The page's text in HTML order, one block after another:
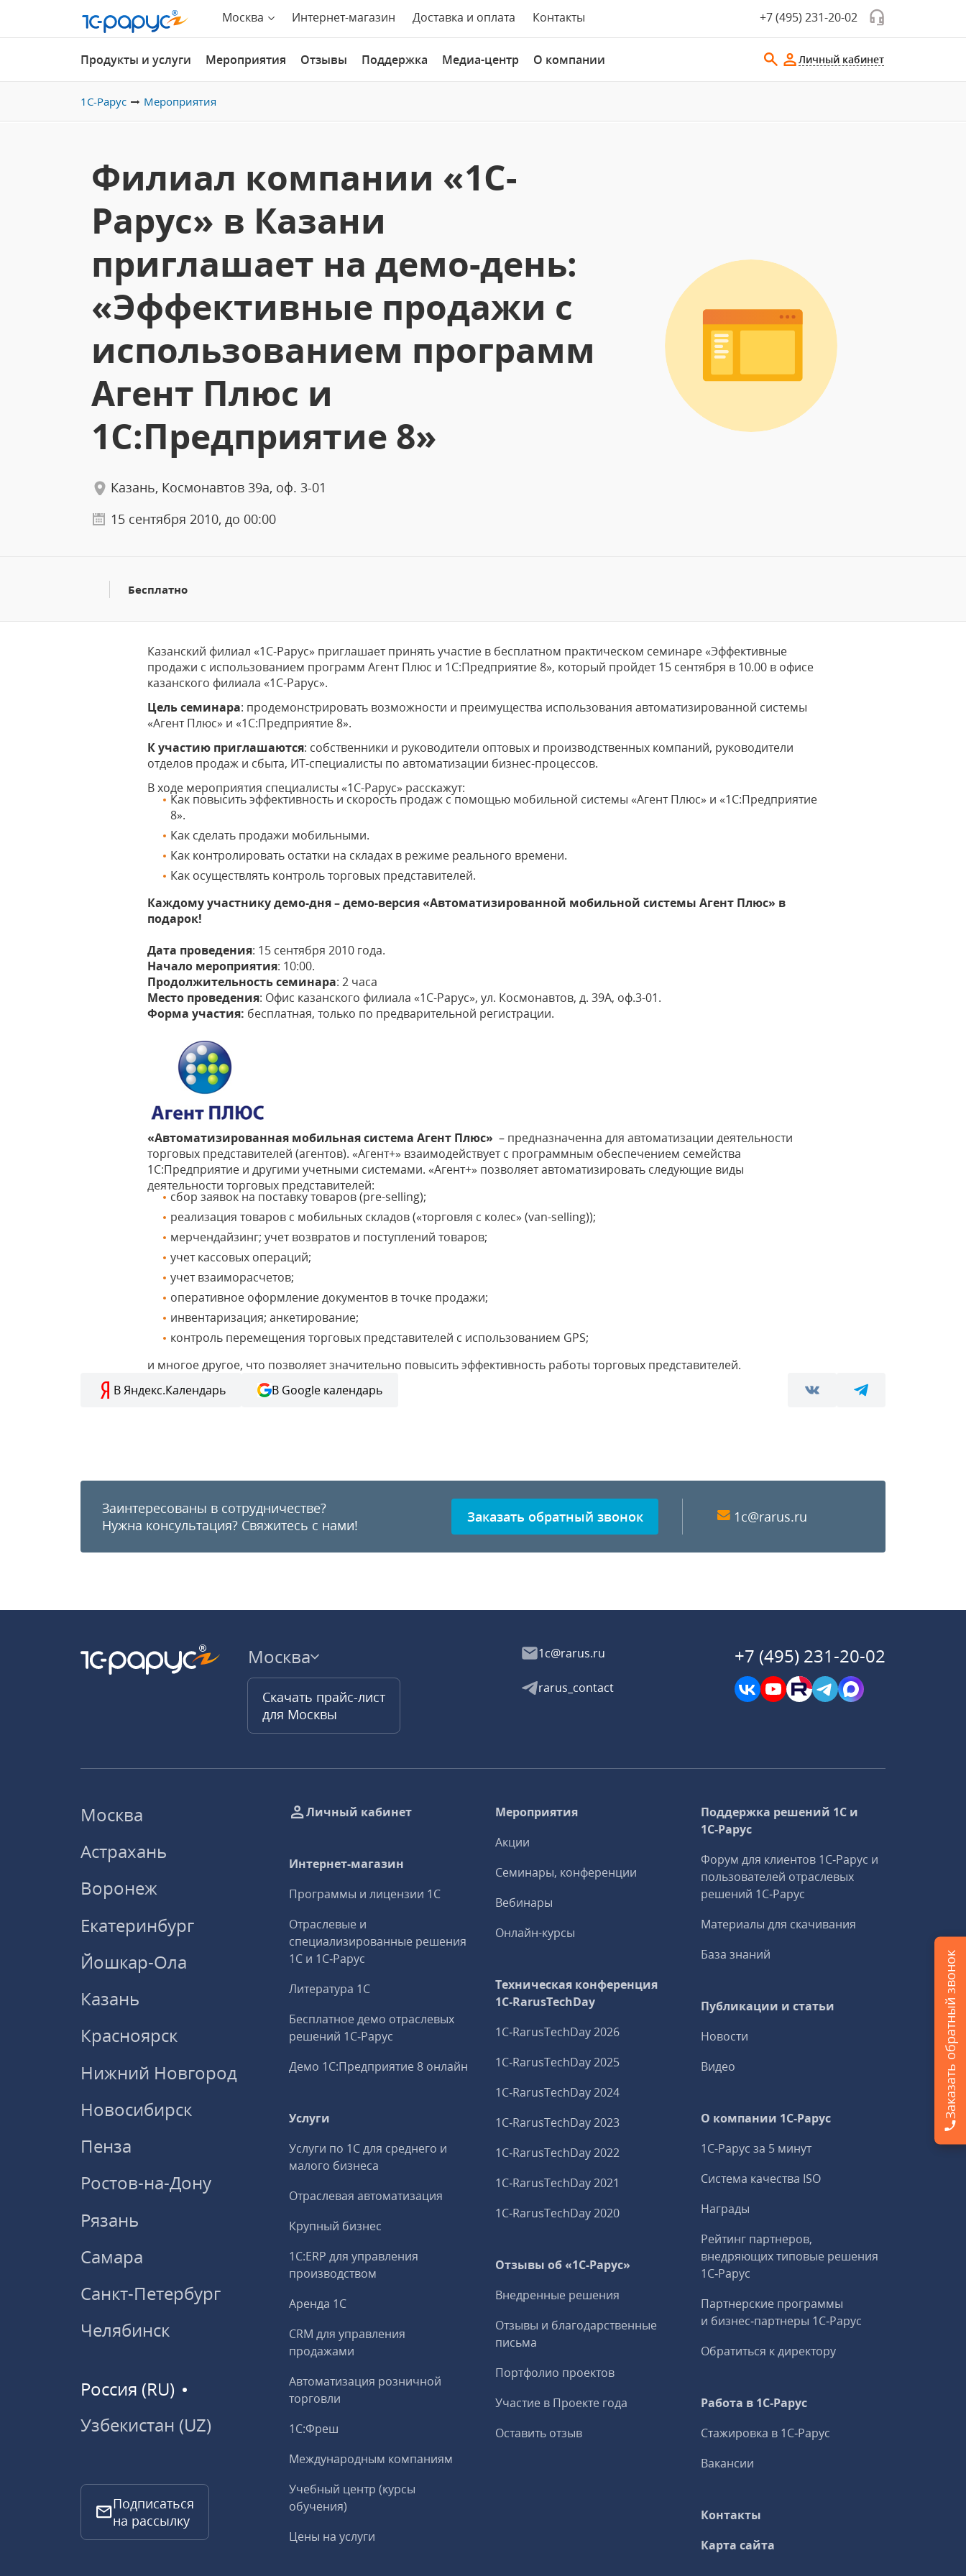
Москва Интернет-магазин Доставка и оплата Контакты +7 (495) 231-20-02
Продукты и услуги Мероприятия Отзывы Поддержка Медиа-центр О компании Личный кабинет
1С-Рарус Мероприятия
Филиал компании «1С-
Рарус» в Казани
приглашает на демо-день:
«Эффективные продажи с
использованием программ
Агент Плюс и
1С:Предприятие 8»
Казань, Космонавтов 39а, оф. 3-01
15 сентября 2010, до 00:00
Бесплатно
Казанский филиал «1С-Рарус» приглашает принять участие в бесплатном практическом семинаре «Эффективные
продажи с использованием программ Агент Плюс и 1С:Предприятие 8», который пройдет 15 сентября в 10.00 в офисе
казанского филиала «1С-Рарус».
Цель семинара: продемонстрировать возможности и преимущества использования автоматизированной системы
«Агент Плюс» и «1С:Предприятие 8».
К участию приглашаются: собственники и руководители оптовых и производственных компаний, руководители
отделов продаж и сбыта, ИТ-специалисты по автоматизации бизнес-процессов.
В ходе мероприятия специалисты «1С-Рарус» расскажут:
Как повысить эффективность и скорость продаж с помощью мобильной системы «Агент Плюс» и «1С:Предприятие
8».
Как сделать продажи мобильными.
Как контролировать остатки на складах в режиме реального времени.
Как осуществлять контроль торговых представителей.
Каждому участнику демо-дня – демо-версия «Автоматизированной мобильной системы Агент Плюс» в
подарок!
Дата проведения: 15 сентября 2010 года.
Начало мероприятия: 10:00.
Продолжительность семинара: 2 часа
Место проведения: Офис казанского филиала «1С-Рарус», ул. Космонавтов, д. 39А, оф.3-01.
Форма участия: бесплатная, только по предварительной регистрации.
«Автоматизированная мобильная система Агент Плюс» – предназначенна для автоматизации деятельности
торговых представителей (агентов). «Агент+» взаимодействует с программным обеспечением семейства
1С:Предприятие и другими учетными системами. «Агент+» позволяет автоматизировать следующие виды
деятельности торговых представителей:
сбор заявок на поставку товаров (pre-selling);
реализация товаров с мобильных складов («торговля с колес» (van-selling));
мерчендайзинг; учет возвратов и поступлений товаров;
учет кассовых операций;
учет взаиморасчетов;
оперативное оформление документов в точке продажи;
инвентаризация; анкетирование;
контроль перемещения торговых представителей с использованием GPS;
и многое другое, что позволяет значительно повысить эффективность работы торговых представителей.
В Яндекс.Календарь
В Google календарь
Заинтересованы в сотрудничестве?
Нужна консультация? Свяжитесь с нами! Заказать обратный звонок 1c@rarus.ru
Москва
Скачать прайс-лист
для Москвы
1c@rarus.ru
rarus_contact
+7 (495) 231-20-02
Москва
Астрахань
Воронеж
Екатеринбург
Йошкар-Ола
Казань
Красноярск
Нижний Новгород
Новосибирск
Пенза
Ростов-на-Дону
Рязань
Самара
Санкт-Петербург
Челябинск
Россия (RU)
Узбекистан (UZ)
Подписаться
на рассылку
Личный кабинет
Интернет-магазин
Программы и лицензии 1С
Отраслевые и
специализированные решения
1С и 1С‑Рарус
Литература 1С
Бесплатное демо отраслевых
решений 1С‑Рарус
Демо 1С:Предприятие 8 онлайн
Услуги
Услуги по 1С для среднего и
малого бизнеса
Отраслевая автоматизация
Крупный бизнес
1С:ERP для управления
производством
Аренда 1С
CRM для управления
продажами
Автоматизация розничной
торговли
1С:Фреш
Международным компаниям
Учебный центр (курсы
обучения)
Цены на услуги
Мероприятия
Акции
Семинары, конференции
Вебинары
Онлайн-курсы
Техническая конференция
1C‑RarusTechDay
1C‑RarusTechDay 2026
1C‑RarusTechDay 2025
1C‑RarusTechDay 2024
1C‑RarusTechDay 2023
1C‑RarusTechDay 2022
1C‑RarusTechDay 2021
1C‑RarusTechDay 2020
Отзывы об «1С-Рарус»
Внедренные решения
Отзывы и благодарственные
письма
Портфолио проектов
Участие в Проекте года
Оставить отзыв
Поддержка решений 1С и
1С‑Рарус
Форум для клиентов 1С‑Рарус и
пользователей отраслевых
решений 1С‑Рарус
Материалы для скачивания
База знаний
Публикации и статьи
Новости
Видео
О компании 1C-Рарус
1С-Рарус за 5 минут
Система качества ISO
Награды
Рейтинг партнеров,
внедряющих типовые решения
1С‑Рарус
Партнерские программы
и бизнес‑партнеры 1С‑Рарус
Обратиться к директору
Работа в 1С‑Рарус
Стажировка в 1С‑Рарус
Вакансии
Контакты
Карта сайта
Заказать обратный звонок